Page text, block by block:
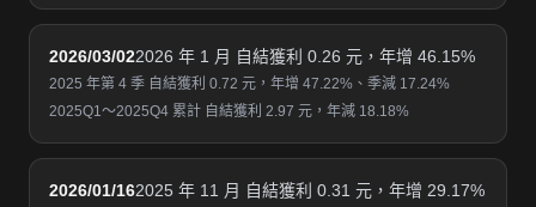
2026/03/022026 年 1 月 自結獲利 0.26 元，年增 46.15%
2025 年第 4 季 自結獲利 0.72 元，年增 47.22%、季減 17.24%
2025Q1～2025Q4 累計 自結獲利 2.97 元，年減 18.18%
2026/01/162025 年 11 月 自結獲利 0.31 元，年增 29.17%